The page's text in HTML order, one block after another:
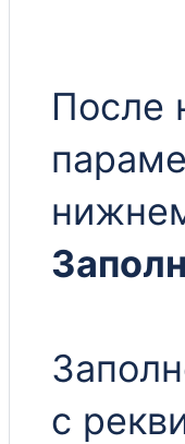
задания для
через
из 1С на сайт
получателя при
накладных в
выгрузки накладных
работы с
из 1с (Торг13)
исходящих ВСД
в excel
После
с